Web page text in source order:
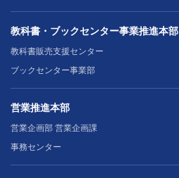
教科書・ブックセンター事業推進本部
教科書販売支援センター
ブックセンター事業部
営業推進本部
営業企画部 営業企画課
事務センター